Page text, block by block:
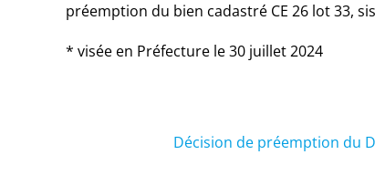
préemption du bien cadastré CE 26 lot 33,
* visée en Préfecture le 30 juillet 2024
Décision de préemption du